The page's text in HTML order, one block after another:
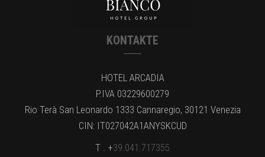
KONTAKTE
HOTEL ARCADIA
P.IVA 03229600279
Rio Terà San Leonardo 1333 Cannaregio, 30121 Venezia
CIN: IT027042A1ANYSKCUD
T . +39.041.717355